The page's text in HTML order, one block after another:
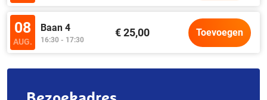
08
AUG.
Baan 4
16:30 - 17:30
€ 25,00 Toevoegen